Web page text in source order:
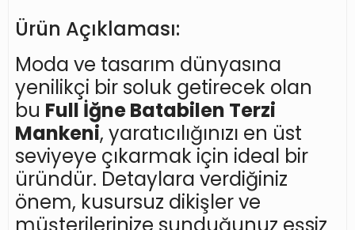
Ürün Açıklaması:
Moda ve tasarım dünyasına
yenilikçi bir soluk getirecek olan
bu Full İğne Batabilen Terzi
Mankeni, yaratıcılığınızı en üst
seviyeye çıkarmak için ideal bir
üründür. Detaylara verdiğiniz
önem, kusursuz dikişler ve